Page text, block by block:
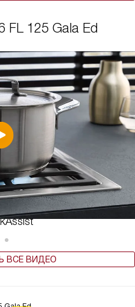
FL 125 Gala Ed
ВСЕ ВИДЕО